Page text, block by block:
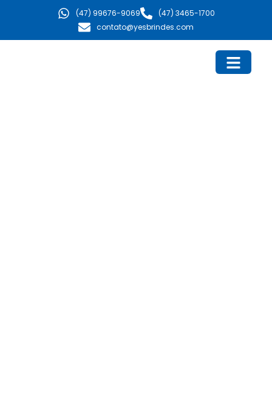
(47) 99676-9069
(47) 3465-1700
contato@yesbrindes.com